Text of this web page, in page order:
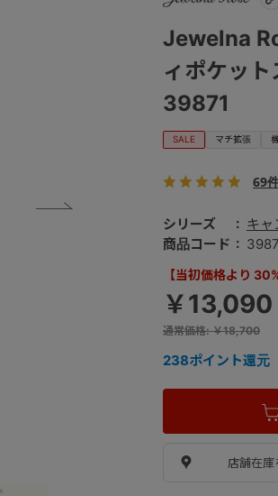
SALE マチ拡張
Jewelna
ィポケッ
39871
シリーズ キャ
69
商品コード
【当初価格より
￥13,090
通常価格:￥18,700
238ポイント還元
店舗在庫